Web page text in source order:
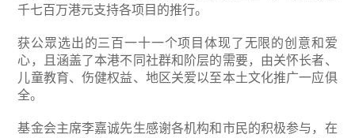
千七百万港元支持各项目的推行。
获公眾选出的三百一十一个项目体现了无限的创意和爱
心，且涵盖了本港不同社群和阶层的需要，由关怀长者、
儿童教育、伤健权益、地区关爱以至本土文化推广一应俱
全。
基金会主席李嘉诚先生感谢各机构和市民的积极参与，在